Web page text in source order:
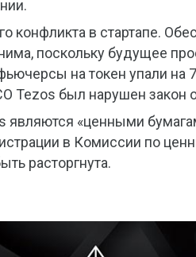
конфликта в стартапе.
поскольку будущее
на токен упали на
Tezos был нарушен
являются «ценными
в Комиссии по
расторгнута.